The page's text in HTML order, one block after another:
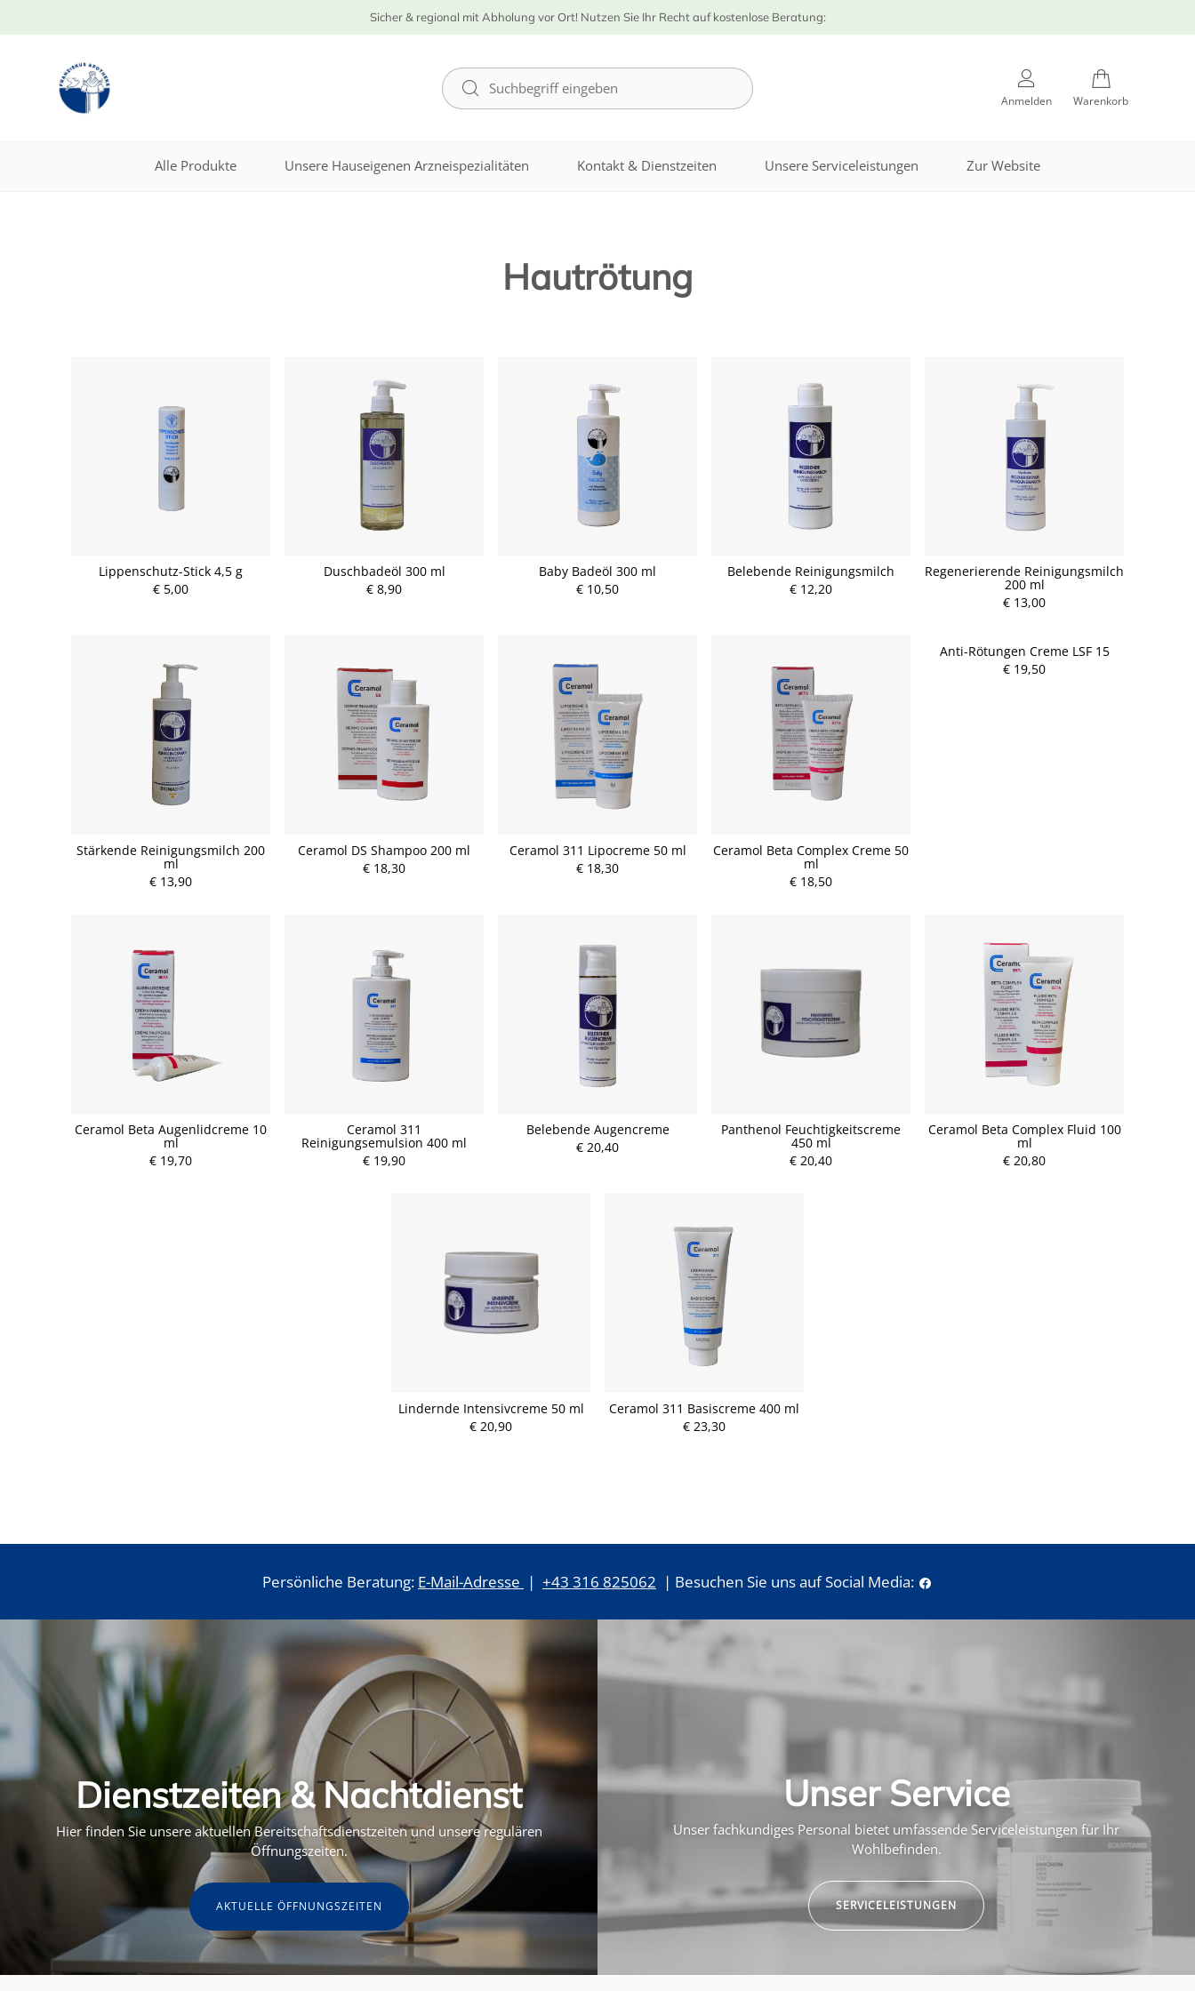
Sicher & regional mit Abholung vor Ort! Nutzen Sie Ihr Recht auf kostenlose Beratung:
Anmelden Warenkorb
Alle Produkte Unsere Hauseigenen Arzneispezialitäten Kontakt & Dienstzeiten Unsere Serviceleistungen Zur Website
Hautrötung
Lippenschutz-Stick 4,5 g
€ 5,00
Duschbadeöl 300 ml
€ 8,90
Baby Badeöl 300 ml
€ 10,50
Belebende Reinigungsmilch
€ 12,20
Regenerierende Reinigungsmilch
200 ml
€ 13,00
Stärkende Reinigungsmilch 200
ml
€ 13,90
Ceramol DS Shampoo 200 ml
€ 18,30
Ceramol 311 Lipocreme 50 ml
€ 18,30
Ceramol Beta Complex Creme 50
ml
€ 18,50
Anti-Rötungen Creme LSF 15
€ 19,50
Ceramol Beta Augenlidcreme 10
ml
€ 19,70
Ceramol 311
Reinigungsemulsion 400 ml
€ 19,90
Belebende Augencreme
€ 20,40
Panthenol Feuchtigkeitscreme
450 ml
€ 20,40
Ceramol Beta Complex Fluid 100
ml
€ 20,80
Lindernde Intensivcreme 50 ml
€ 20,90
Ceramol 311 Basiscreme 400 ml
€ 23,30
Persönliche Beratung: E-Mail-Adresse | +43 316 825062 | Besuchen Sie uns auf Social Media:
Dienstzeiten & Nachtdienst
Hier finden Sie unsere aktuellen Bereitschaftsdienstzeiten und unsere regulären
Öffnungszeiten.
AKTUELLE ÖFFNUNGSZEITEN
Unser Service
Unser fachkundiges Personal bietet umfassende Serviceleistungen für Ihr
Wohlbefinden.
SERVICELEISTUNGEN